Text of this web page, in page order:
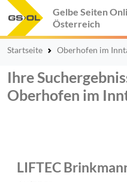
Gelbe Seiten
Österreich
Startseite Oberhofen im
Ihre
Oberhofen im
LIFTEC